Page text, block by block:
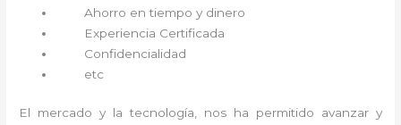
Ahorro en tiempo y dinero
Experiencia Certificada
Confidencialidad
etc
El mercado y la tecnología, nos ha permitido avanzar y